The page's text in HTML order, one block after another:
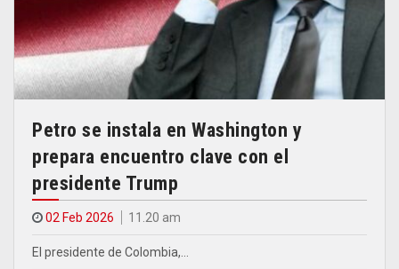
Petro se instala en Washington y
prepara encuentro clave con el
presidente Trump
02 Feb 2026 11.20 am
El presidente de Colombia,…